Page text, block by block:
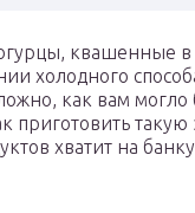
квашенные в
холодного
как вам могло
приготовить такую
хватит на